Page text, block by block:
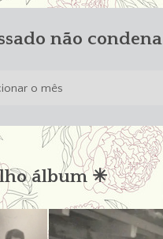
não condena
álbum ✳︎